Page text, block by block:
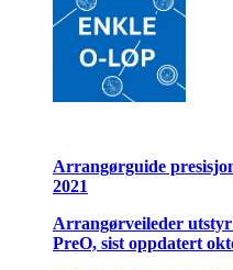
Arrangørguide
2021
Arrangørveileder
PreO, sist oppdatert